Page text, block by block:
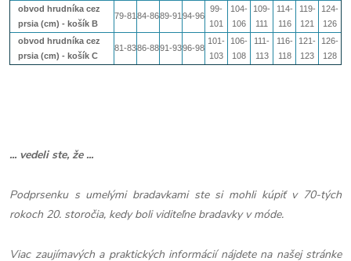
obvod hrudníka cez
prsia (cm) - košík B
79-81 84-8689-91 94-96
99-
101
104-
106
109-
111
114-
116
119-
121
124-
126
obvod hrudníka cez
prsia (cm) - košík C
81-8386-8891-9396-98
101-
103
106-
108
111-
113
116-
118
121-
123
126-
128
... vedeli ste, že ...
Podprsenku s umelými bradavkami ste si mohli kúpiť v 70-tých
rokoch 20. storočia, kedy boli viditeľne bradavky v móde.
Viac zaujímavých a praktických informácií nájdete na našej stránke